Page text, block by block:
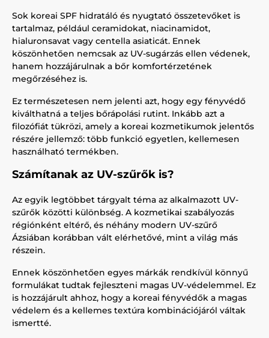
Sok koreai SPF hidratáló és nyugtató összetevőket is
tartalmaz, például ceramidokat, niacinamidot,
hialuronsavat vagy centella asiaticát. Ennek
köszönhetően nemcsak az UV-sugárzás ellen védenek,
hanem hozzájárulnak a bőr komfortérzetének
megőrzéséhez is.
Ez természetesen nem jelenti azt, hogy egy fényvédő
kiválthatná a teljes bőrápolási rutint. Inkább azt a
filozófiát tükrözi, amely a koreai kozmetikumok jelentős
részére jellemző: több funkció egyetlen, kellemesen
használható termékben.
Számítanak az UV-szűrők is?
Az egyik legtöbbet tárgyalt téma az alkalmazott UV-
szűrők közötti különbség. A kozmetikai szabályozás
régiónként eltérő, és néhány modern UV-szűrő
Ázsiában korábban vált elérhetővé, mint a világ más
részein.
Ennek köszönhetően egyes márkák rendkívül könnyű
formulákat tudtak fejleszteni magas UV-védelemmel. Ez
is hozzájárult ahhoz, hogy a koreai fényvédők a magas
védelem és a kellemes textúra kombinációjáról váltak
ismertté.